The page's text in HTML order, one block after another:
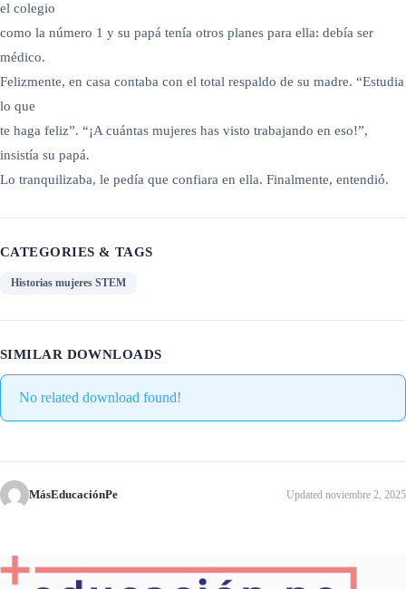
el colegio
como la número 1 y su papá tenía otros planes para ella: debía ser
médico.
Felizmente, en casa contaba con el total respaldo de su madre. “Estudia
lo que
te haga feliz”. “¡A cuántas mujeres has visto trabajando en eso!”,
insistía su papá.
Lo tranquilizaba, le pedía que confiara en ella. Finalmente, entendió.
CATEGORIES & TAGS
Historias mujeres STEM
SIMILAR DOWNLOADS
No related download found!
MásEducaciónPe Updated noviembre 2, 2025